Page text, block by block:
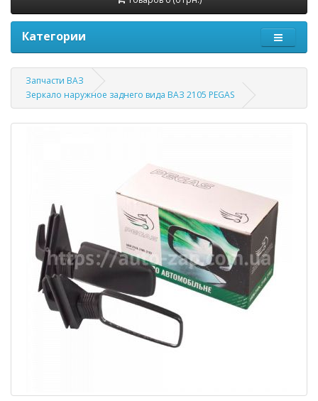
Категории
Запчасти ВАЗ
Зеркало наружное заднего вида ВАЗ 2105 PEGAS